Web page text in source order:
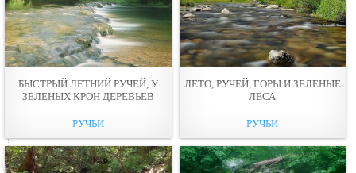
БЫСТРЫЙ ЛЕТНИЙ РУЧЕЙ, У
ЗЕЛЕНЫХ КРОН ДЕРЕВЬЕВ
РУЧЬИ
ЛЕТО, РУЧЕЙ, ГОРЫ И ЗЕЛЕНЫЕ
ЛЕСА
РУЧЬИ